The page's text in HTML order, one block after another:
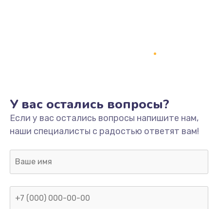
Не включается
1400 руб.
Заказать
800 руб.
У вас остались вопросы?
Если у вас остались вопросы напишите нам,
наши специалисты с радостью ответят вам!